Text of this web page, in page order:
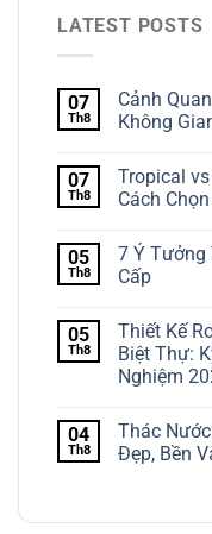
LATEST POSTS
07
Th8
Cảnh
Không
07
Th8
Tropical
Cách
05
Th8
7 Ý Tưởng
Cấp
05
Th8
Thiết Kế
Biệt Thự:
Nghiệm
04
Th8
Thác
Đẹp, Bền